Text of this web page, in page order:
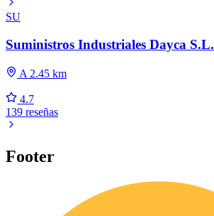
SU
Suministros Industriales Dayca S.L.
A 2.45 km
4.7
139 reseñas
Footer